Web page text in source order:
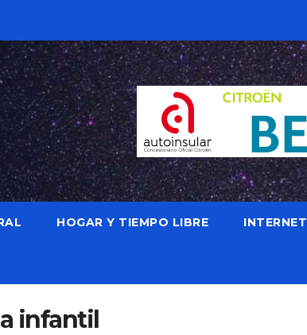
HOGAR Y TIEMPO LIBRE INTERNET
infantil